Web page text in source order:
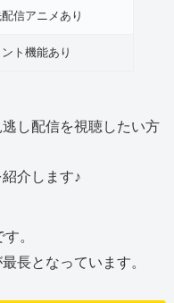
信アニメあり
ント機能あり
し配信を視聴したい方
介します♪
す。
長となっています。